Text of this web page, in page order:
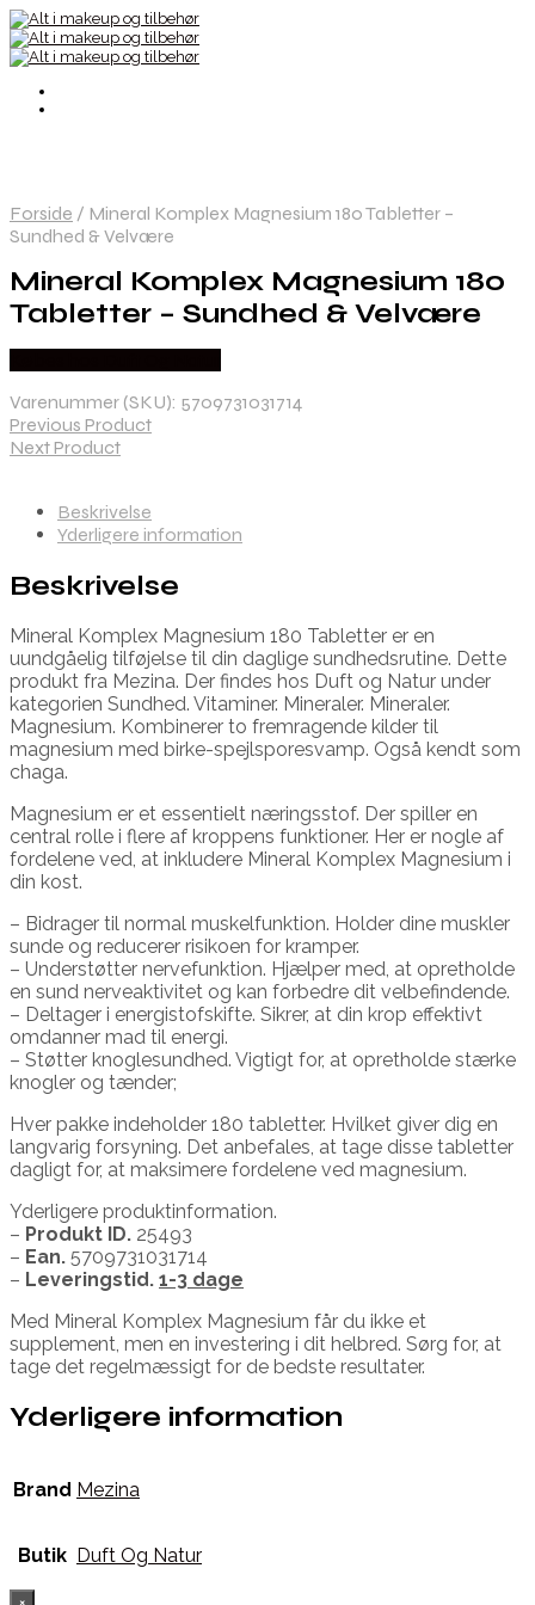
Forside / Mineral Komplex Magnesium 180 Tabletter –
Sundhed & Velvære
Mineral Komplex Magnesium 180
Tabletter – Sundhed & Velvære
Varenummer (SKU): 5709731031714
Previous Product
Next Product
Beskrivelse
Yderligere information
Beskrivelse
Mineral Komplex Magnesium 180 Tabletter er en
uundgåelig tilføjelse til din daglige sundhedsrutine. Dette
produkt fra Mezina. Der findes hos Duft og Natur under
kategorien Sundhed. Vitaminer. Mineraler. Mineraler.
Magnesium. Kombinerer to fremragende kilder til
magnesium med birke-spejlsporesvamp. Også kendt som
chaga.
Magnesium er et essentielt næringsstof. Der spiller en
central rolle i flere af kroppens funktioner. Her er nogle af
fordelene ved, at inkludere Mineral Komplex Magnesium i
din kost.
– Bidrager til normal muskelfunktion. Holder dine muskler
sunde og reducerer risikoen for kramper.
– Understøtter nervefunktion. Hjælper med, at opretholde
en sund nerveaktivitet og kan forbedre dit velbefindende.
– Deltager i energistofskifte. Sikrer, at din krop effektivt
omdanner mad til energi.
– Støtter knoglesundhed. Vigtigt for, at opretholde stærke
knogler og tænder;
Hver pakke indeholder 180 tabletter. Hvilket giver dig en
langvarig forsyning. Det anbefales, at tage disse tabletter
dagligt for, at maksimere fordelene ved magnesium.
Yderligere produktinformation.
– Produkt ID. 25493
– Ean. 5709731031714
– Leveringstid. 1-3 dage
Med Mineral Komplex Magnesium får du ikke et
supplement, men en investering i dit helbred. Sørg for, at
tage det regelmæssigt for de bedste resultater.
Yderligere information
Brand Mezina
Butik Duft Og Natur